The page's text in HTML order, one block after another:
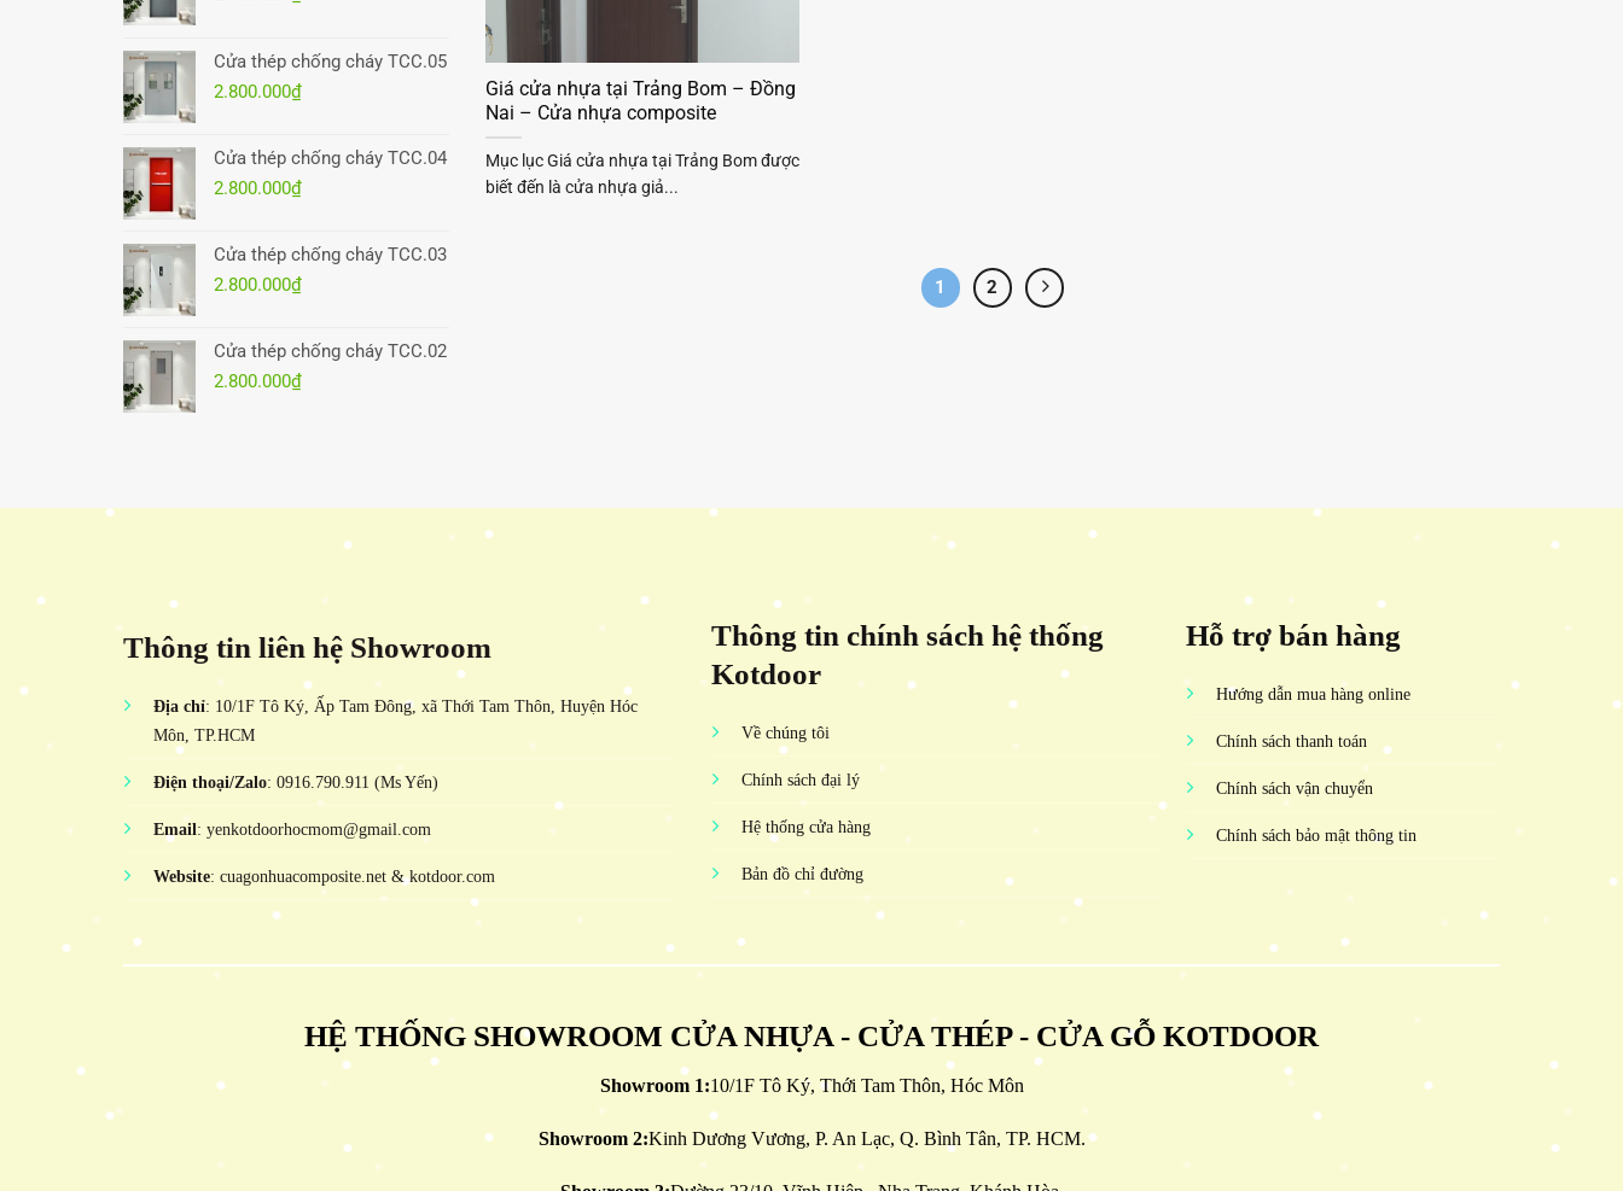
Cửa thép chống cháy TCC.05
2.800.000₫
Cửa thép chống cháy TCC.04
2.800.000₫
Cửa thép chống cháy TCC.03
2.800.000₫
Cửa thép chống cháy TCC.02
2.800.000₫
Giá cửa nhựa tại Trảng Bom – Đồng
Nai – Cửa nhựa composite
Mục lục Giá cửa nhựa tại Trảng Bom được
biết đến là cửa nhựa giả...
1 2
Thông tin liên hệ Showroom
Địa chỉ: 10/1F Tô Ký, Ấp Tam Đông, xã Thới Tam Thôn, Huyện Hóc
Môn, TP.HCM
Điện thoại/Zalo: 0916.790.911 (Ms Yến)
Email: yenkotdoorhocmom@gmail.com
Website: cuagonhuacomposite.net & kotdoor.com
Thông tin chính sách hệ thống
Kotdoor
Về chúng tôi
Chính sách đại lý
Hệ thống cửa hàng
Bản đồ chỉ đường
Hỗ trợ bán hàng
Hướng dẫn mua hàng online
Chính sách thanh toán
Chính sách vận chuyển
Chính sách bảo mật thông tin
HỆ THỐNG SHOWROOM CỬA NHỰA - CỬA THÉP - CỬA GỖ KOTDOOR
Showroom 1:10/1F Tô Ký, Thới Tam Thôn, Hóc Môn
Showroom 2:Kinh Dương Vương, P. An Lạc, Q. Bình Tân, TP. HCM.